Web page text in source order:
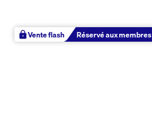
Vente flash Réservé aux membres